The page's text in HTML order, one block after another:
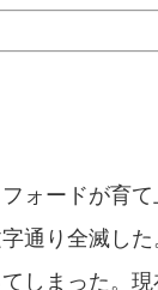
ォードが育て
通り全滅し
しまった。